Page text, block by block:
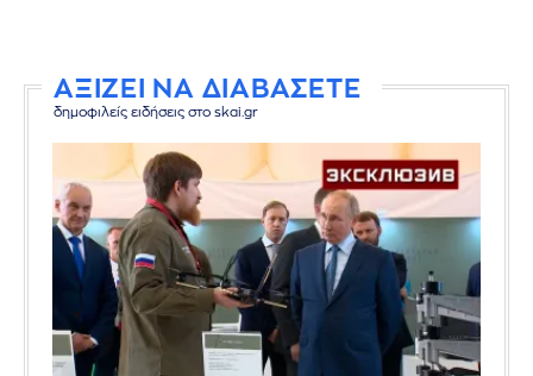
ΑΞΙΖΕΙ ΝΑ ΔΙΑΒΑΣΕΤΕ
δημοφιλείς ειδήσεις στο skai.gr